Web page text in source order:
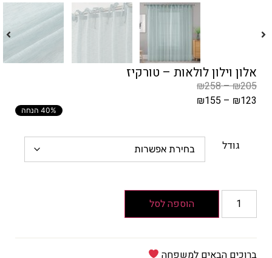
אלון וילון לולאות – טורקיז
₪205
–
₪258
₪123
–
₪155
₪258
טווח
מחירים:
40% הנחה
גודל
הוספה לסל
ברוכים הבאים למשפחה